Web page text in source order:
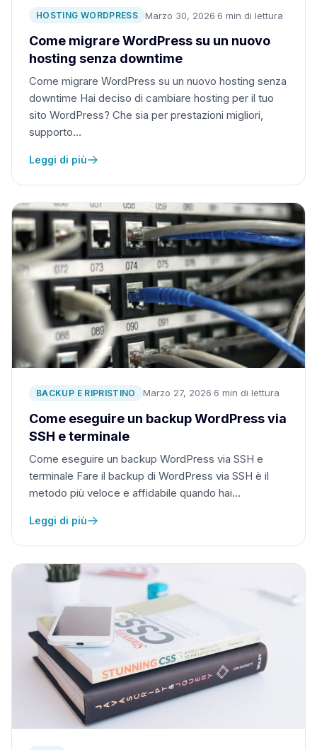
HOSTING WORDPRESS Marzo 30, 2026·6 min di lettura
Come migrare WordPress su un nuovo
hosting senza downtime
Come migrare WordPress su un nuovo hosting senza
downtime Hai deciso di cambiare hosting per il tuo
sito WordPress? Che sia per prestazioni migliori,
supporto…
Leggi di più
BACKUP E RIPRISTINO Marzo 27, 2026·6 min di lettura
Come eseguire un backup WordPress via
SSH e terminale
Come eseguire un backup WordPress via SSH e
terminale Fare il backup di WordPress via SSH è il
metodo più veloce e affidabile quando hai…
Leggi di più